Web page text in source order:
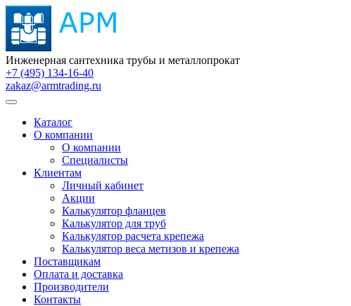
Инженерная сантехника трубы и металлопрокат
+7 (495) 134-16-40
zakaz@armtrading.ru
Каталог
О компании
О компании
Специалисты
Клиентам
Личный кабинет
Акции
Калькулятор фланцев
Калькулятор для труб
Калькулятор расчета крепежа
Калькулятор веса метизов и крепежа
Поставщикам
Оплата и доставка
Производители
Контакты